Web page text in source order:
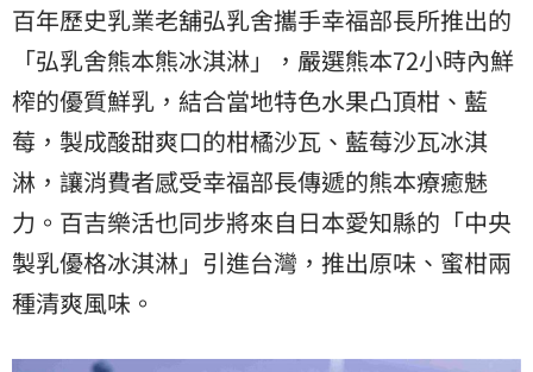
百年歷史乳業老舖弘乳舍攜手幸福部長所推出的
「弘乳舍熊本熊冰淇淋」，嚴選熊本72小時內鮮
榨的優質鮮乳，結合當地特色水果凸頂柑、藍
莓，製成酸甜爽口的柑橘沙瓦、藍莓沙瓦冰淇
淋，讓消費者感受幸福部長傳遞的熊本療癒魅
力。百吉樂活也同步將來自日本愛知縣的「中央
製乳優格冰淇淋」引進台灣，推出原味、蜜柑兩
種清爽風味。